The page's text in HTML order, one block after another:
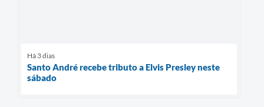
Há 3 dias
Santo André recebe tributo a Elvis Presley neste
sábado